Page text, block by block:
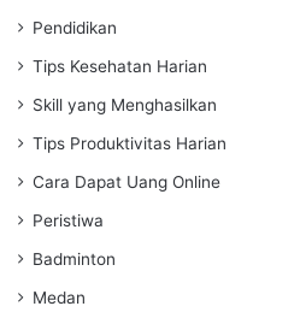
Pendidikan
Tips Kesehatan Harian
Skill yang Menghasilkan
Tips Produktivitas Harian
Cara Dapat Uang Online
Peristiwa
Badminton
Medan